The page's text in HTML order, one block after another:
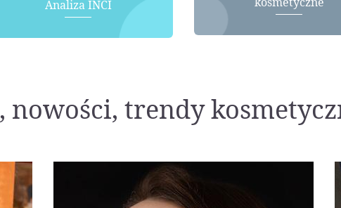
Analiza INCI
, nowości, trendy